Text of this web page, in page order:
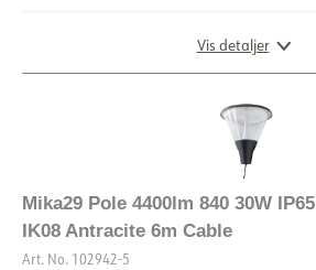
Vis detaljer
Mika29 Pole 4400lm 840 30W IP65
IK08 Antracite 6m Cable
Art. No. 102942-5